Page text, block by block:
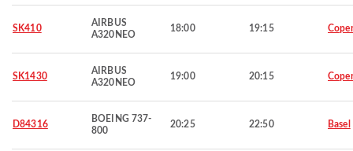
SK410
AIRBUS
A320NEO
18:00 19:15
SK1430
AIRBUS
A320NEO
19:00 20:15
D84316
BOEING 737-
800
20:25 22:50 Basel